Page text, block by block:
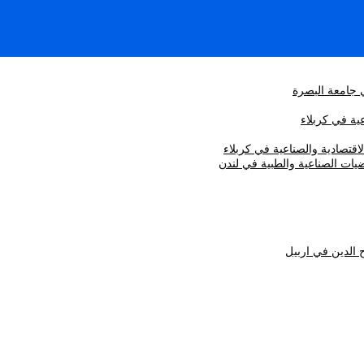
جامعة البصرة
في كربلاء
والصناعية في كربلاء
الصناعية والطبية في لندن
الدين في اربيل